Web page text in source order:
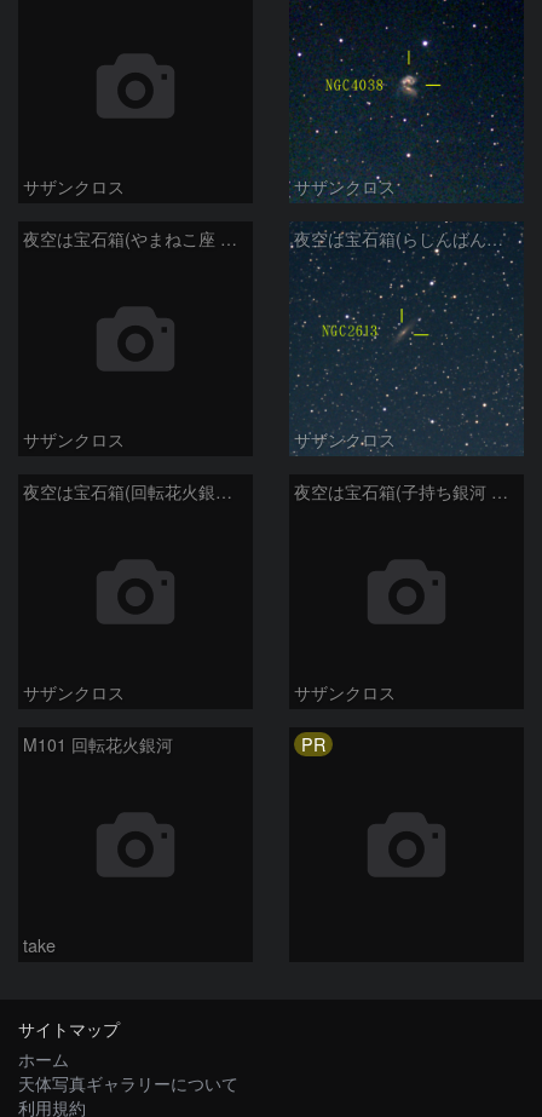
サザンクロス サザンクロス
夜空は宝石箱(やまねこ座 NGC2683) Seestar50
サザンクロス
夜空は宝石箱(らしんばん座 NGC2613) Seestar50
サザンクロス
夜空は宝石箱(回転花火銀河 M101) Seestar50
サザンクロス
夜空は宝石箱(子持ち銀河 M51) Seestar50
サザンクロス
M101 回転花火銀河
take
PR
サイトマップ
ホーム
天体写真ギャラリーについて
利用規約